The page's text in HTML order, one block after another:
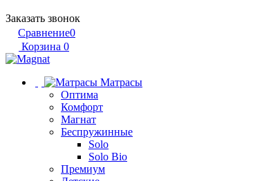
Заказать звонок
Сравнение0
Корзина 0
Матрасы
Оптима
Комфорт
Магнат
Беспружинные
Solo
Solo Bio
Премиум